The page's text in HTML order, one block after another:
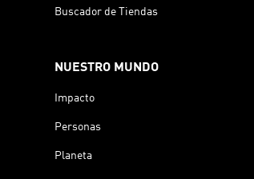
Buscador de Tiendas
NUESTRO MUNDO
Impacto
Personas
Planeta